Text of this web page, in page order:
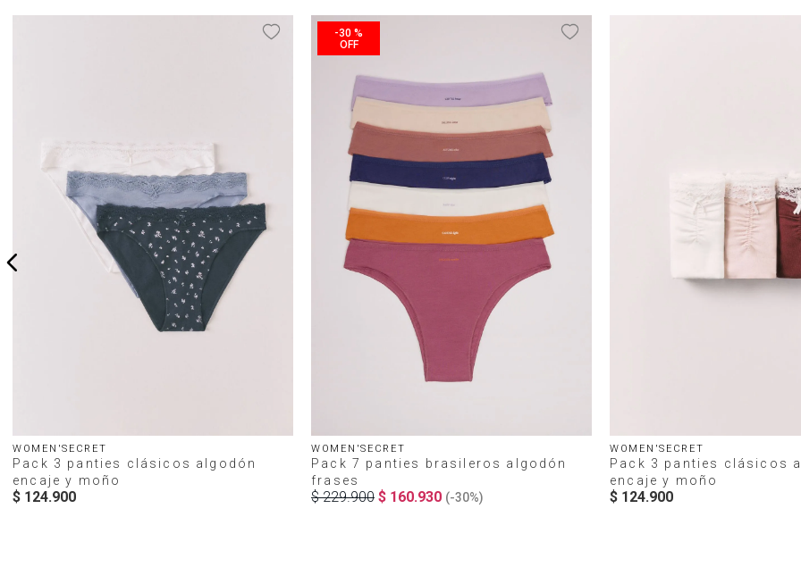
WOMEN'SECRET
Pack 3 panties clásicos algodón
encaje y moño
$ 124.900
-30 %
WOMEN'SECRET
Pack 7 panties brasileros algodón
frases
$ 229.900 $ 160.930 (-30%)
WOMEN'SECRET
Pack 3 panties clásicos
encaje y moño
$ 124.900